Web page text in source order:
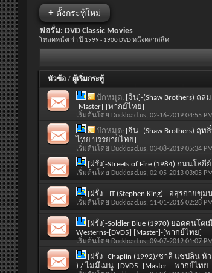
+ ตั้งกระทู้ใหม่
ฟอรั่ม: DVD Classic Movies
โหลดหนังเก่า ปี 1999 - 1900 DVD หนังคลาสสิค
หัวข้อ / ผู้เริ่มกระทู้
ปักหมุด: [จีน]-(Shaw Brothers) ถล่
[Master]-[พากย์ไทย]
เริ่มต้นโดย Duckload.us, 02-16-2019 04:55 PM
ปักหมุด: [จีน]-(Shaw Brothers) ฤท
ไทย บรรยายไทย]
เริ่มต้นโดย Duckload.us, 03-08-2019 05:34 PM
[ฝรั่ง]-Streets of Fire (1984) ถนนโล
เริ่มต้นโดย Duckload.us, 02-05-2013 03:05 PM
[ฝรั่ง]- IT (Stephen King) - อสุรกาย
เริ่มต้นโดย Duckload.us, 11-01-2016 02:28 PM
[ฝรั่ง]-Soldier Blue (1970) ยอดคนโตเมื
Westerns-[DVD5] [Master]-[พากย์ไทย]
เริ่มต้นโดย Duckload.us, 09-07-2012 01:07 PM
[ฝรั่ง]-Chaplin (1992)/ชาลี แชปลิน หัวเ
) / ไม่มีเมนู -[DVD5] [Master]-[พากย์ไทย]